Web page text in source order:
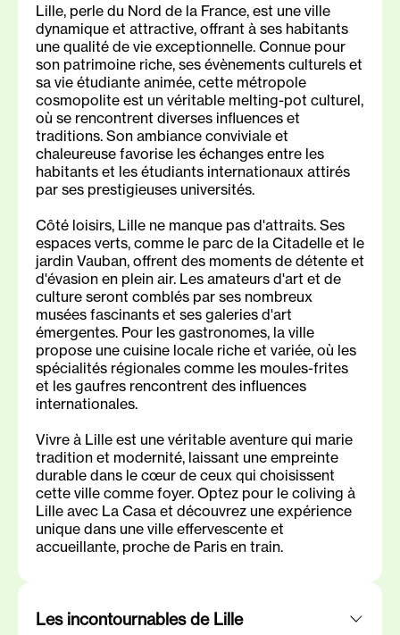
Lille, perle du Nord de la France, est une ville
dynamique et attractive, offrant à ses habitants
une qualité de vie exceptionnelle. Connue pour
son patrimoine riche, ses évènements culturels et
sa vie étudiante animée, cette métropole
cosmopolite est un véritable melting-pot culturel,
où se rencontrent diverses influences et
traditions. Son ambiance conviviale et
chaleureuse favorise les échanges entre les
habitants et les étudiants internationaux attirés
par ses prestigieuses universités.
Côté loisirs, Lille ne manque pas d'attraits. Ses
espaces verts, comme le parc de la Citadelle et le
jardin Vauban, offrent des moments de détente et
d'évasion en plein air. Les amateurs d'art et de
culture seront comblés par ses nombreux
musées fascinants et ses galeries d'art
émergentes. Pour les gastronomes, la ville
propose une cuisine locale riche et variée, où les
spécialités régionales comme les moules-frites
et les gaufres rencontrent des influences
internationales.
Vivre à Lille est une véritable aventure qui marie
tradition et modernité, laissant une empreinte
durable dans le cœur de ceux qui choisissent
cette ville comme foyer. Optez pour le coliving à
Lille avec La Casa et découvrez une expérience
unique dans une ville effervescente et
accueillante, proche de Paris en train.
Les incontournables de Lille